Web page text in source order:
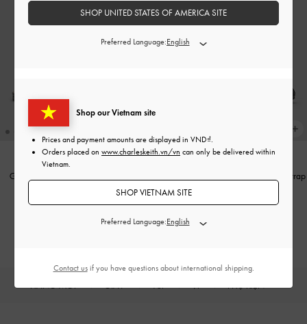
Giày mules đế bệt Metallic-Bar
Giày mules mũi vuông Patent Chain-Strap
HÀNG MỚI GIÀY TÚI VÍ PHỤ KIỆN
Shop our Vietnam site
Prices and payment amounts are displayed in VND .
Orders placed on www.charleskeith.vn/vn can only be delivered within
Vietnam.
SHOP VIETNAM SITE
Preferred Language:
SHOP UNITED STATES OF AMERICA SITE
Preferred Language:
Contact usif you have questions about international shipping.